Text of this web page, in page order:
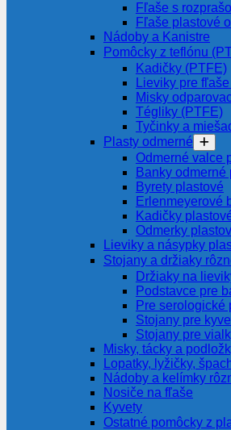
Fľaše s
Fľaše plastové
Nádoby a Kanistre
Pomôcky z teflónu
Kadičky (PTFE)
Lieviky pre
Misky
Tégliky (PTFE)
Tyčinky a
Plasty odmerné
Odmerné valce
Banky odmerné
Byrety plastové
Erlenmeyerové
Kadičky
Odmerky
Lieviky a násypky
Stojany a držiaky
Držiaky na
Podstavce pre
Pre serologické
Stojany pre
Stojany pre
Misky, tácky a
Lopatky, lyžičky,
Nádoby a kelímky
Nosiče na fľaše
Kyvety
Ostatné pomôcky z